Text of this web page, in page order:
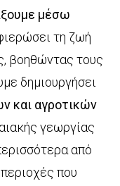
μέσω
τη ζωή
βοηθώντας τους
δημιουργήσει
και αγροτικών
γεωργίας
από
που